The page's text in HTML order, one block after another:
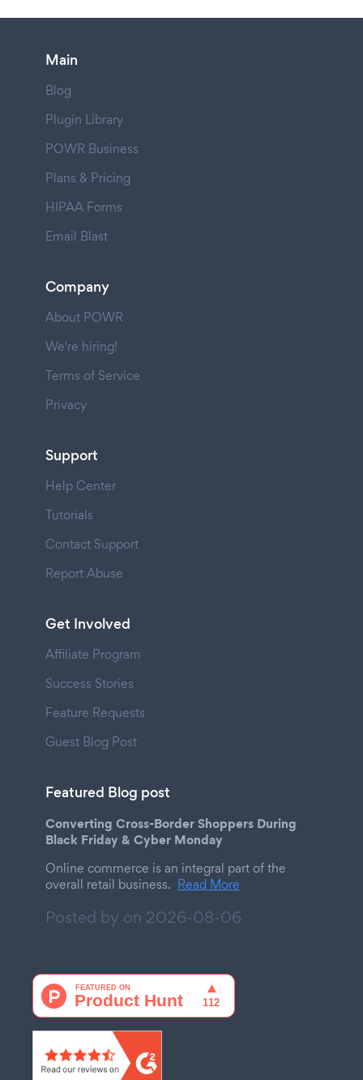
Main
Blog
Plugin Library
POWR Business
Plans & Pricing
HIPAA Forms
Email Blast
Company
About POWR
We're hiring!
Terms of Service
Privacy
Support
Help Center
Tutorials
Contact Support
Report Abuse
Get Involved
Affiliate Program
Success Stories
Feature Requests
Guest Blog Post
Featured Blog post
Converting Cross-Border Shoppers During
Black Friday & Cyber Monday
Online commerce is an integral part of the
overall retail business. Read More
Posted by on 2026-08-06